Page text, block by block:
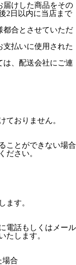
届けした商品をその
2日以内に当店まで
都合とさせていただ
払いに使用された
は、配送会社にご連
ておりません。
ことができない場合
ださい。
ます。
電話もしくはメール
たします。
場合